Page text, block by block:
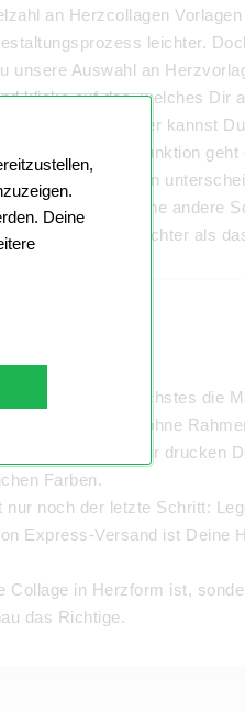
Deine
an Herzcollagen
leichter.
unsere Auswahl an
klicke auf das, welches Dir
Konfigurator. Hier kannst
Mit der Autofill Funktion
von allen anderen
Eine andere
Nichts leichter als
folgt als nächstes die
mit oder ohne
für die Umwelt: Wir drucken
Farben.
noch der letzte Schritt:
Express-Versand ist Deine
Collage in Herzform ist,
das Richtige.